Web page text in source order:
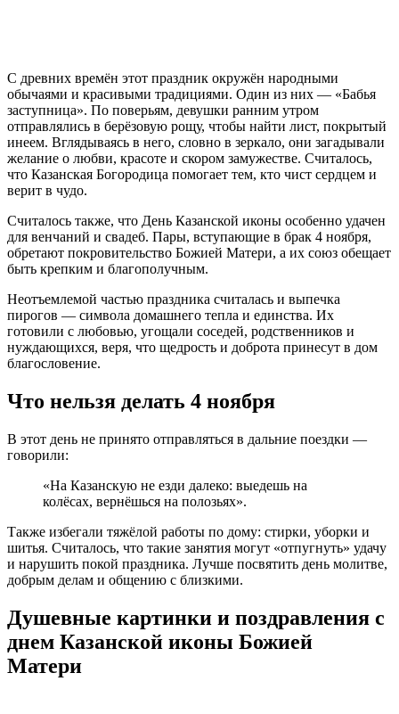
С древних времён этот праздник окружён народными
обычаями и красивыми традициями. Один из них — «Бабья
заступница». По поверьям, девушки ранним утром
отправлялись в берёзовую рощу, чтобы найти лист, покрытый
инеем. Вглядываясь в него, словно в зеркало, они загадывали
желание о любви, красоте и скором замужестве. Считалось,
что Казанская Богородица помогает тем, кто чист сердцем и
верит в чудо.
Считалось также, что День Казанской иконы особенно удачен
для венчаний и свадеб. Пары, вступающие в брак 4 ноября,
обретают покровительство Божией Матери, а их союз обещает
быть крепким и благополучным.
Неотъемлемой частью праздника считалась и выпечка
пирогов — символа домашнего тепла и единства. Их
готовили с любовью, угощали соседей, родственников и
нуждающихся, веря, что щедрость и доброта принесут в дом
благословение.
Что нельзя делать 4 ноября
В этот день не принято отправляться в дальние поездки —
говорили:
«На Казанскую не езди далеко: выедешь на
колёсах, вернёшься на полозьях».
Также избегали тяжёлой работы по дому: стирки, уборки и
шитья. Считалось, что такие занятия могут «отпугнуть» удачу
и нарушить покой праздника. Лучше посвятить день молитве,
добрым делам и общению с близкими.
Душевные картинки и поздравления с
днем Казанской иконы Божией
Матери